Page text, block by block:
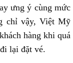
ưng ý cùng mức
chỉ vậy, Việt Mỹ
hàng khi quá
lại đặt vé.